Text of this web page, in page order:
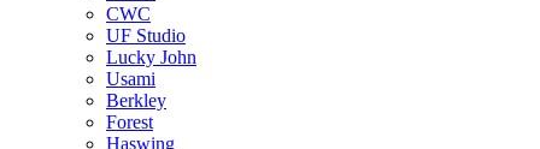
CWC
UF Studio
Lucky John
Usami
Berkley
Forest
Haswing